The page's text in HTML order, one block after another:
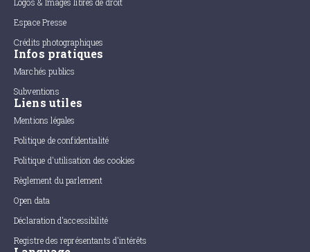
Espace Presse
Crédits photographiques
Infos pratiques
Marchés publics
Subventions
Liens utiles
Mentions légales
Politique de confidentialité
Politique d'utilisation des cookies
Règlement du parlement
Open data
Déclaration d'accessibilité
Registre des représentants d'intérêts